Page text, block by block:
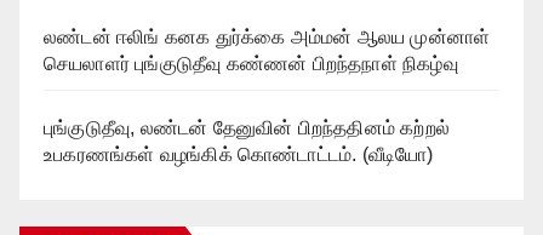
லண்டன் ஈலிங் கனக துர்க்கை அம்மன் ஆலய முன்னாள்
செயலாளர் புங்குடுதீவு கண்ணன் பிறந்தநாள் நிகழ்வு
புங்குடுதீவு, லண்டன் தேனுவின் பிறந்ததினம் கற்றல்
உபகரணங்கள் வழங்கிக் கொண்டாட்டம். (வீடியோ)